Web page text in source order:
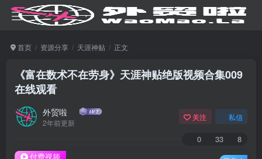
首页 资源分享 天涯神贴 正文
《富在数术不在劳身》天涯神贴绝版视频合集009
在线观看
外贸啦
2年前更新
关注 私信
0 33 8
付费视频